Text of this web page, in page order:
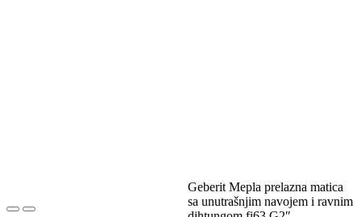
Geberit Mepla prelazna matica
sa unutrašnjim navojem i ravnim